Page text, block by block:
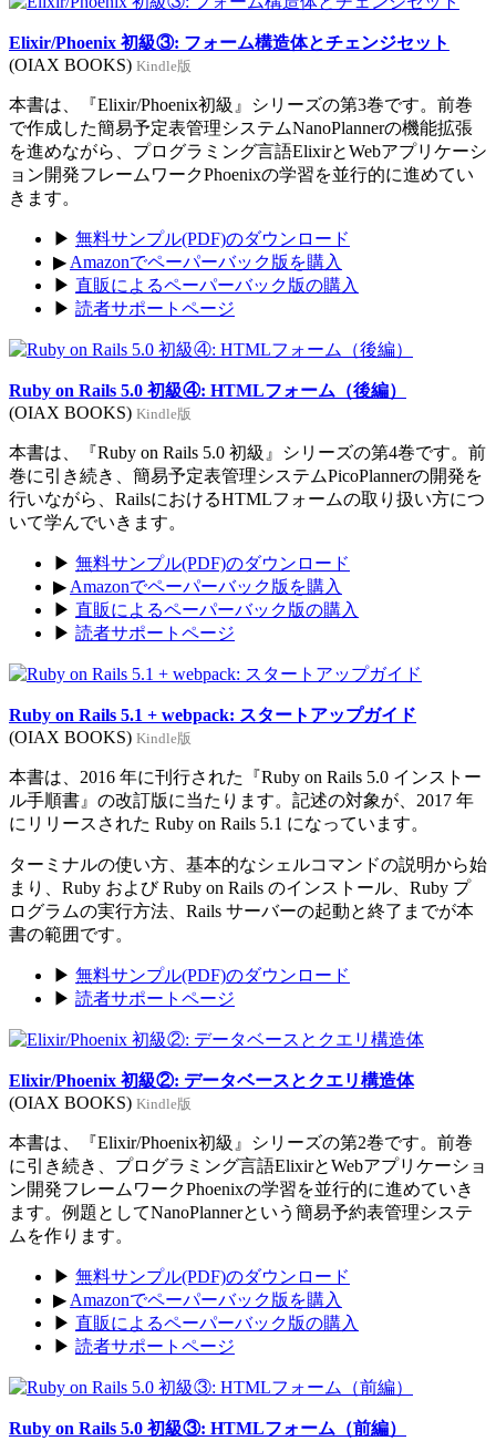
Elixir/Phoenix 初級③: フォーム構造体とチェンジセット
(OIAX BOOKS) Kindle版
本書は、『Elixir/Phoenix初級』シリーズの第3巻です。前巻
で作成した簡易予定表管理システムNanoPlannerの機能拡張
を進めながら、プログラミング言語ElixirとWebアプリケーシ
ョン開発フレームワークPhoenixの学習を並行的に進めてい
きます。
▶ 無料サンプル(PDF)のダウンロード
▶ Amazonでペーパーバック版を購入
▶ 直販によるペーパーバック版の購入
▶ 読者サポートページ
Ruby on Rails 5.0 初級④: HTMLフォーム（後編）
(OIAX BOOKS) Kindle版
本書は、『Ruby on Rails 5.0 初級』シリーズの第4巻です。前
巻に引き続き、簡易予定表管理システムPicoPlannerの開発を
行いながら、RailsにおけるHTMLフォームの取り扱い方につ
いて学んでいきます。
▶ 無料サンプル(PDF)のダウンロード
▶ Amazonでペーパーバック版を購入
▶ 直販によるペーパーバック版の購入
▶ 読者サポートページ
Ruby on Rails 5.1 + webpack: スタートアップガイド
(OIAX BOOKS) Kindle版
本書は、2016 年に刊行された『Ruby on Rails 5.0 インストー
ル手順書』の改訂版に当たります。記述の対象が、2017 年
にリリースされた Ruby on Rails 5.1 になっています。
ターミナルの使い方、基本的なシェルコマンドの説明から始
まり、Ruby および Ruby on Rails のインストール、Ruby プ
ログラムの実行方法、Rails サーバーの起動と終了までが本
書の範囲です。
▶ 無料サンプル(PDF)のダウンロード
▶ 読者サポートページ
Elixir/Phoenix 初級②: データベースとクエリ構造体
(OIAX BOOKS) Kindle版
本書は、『Elixir/Phoenix初級』シリーズの第2巻です。前巻
に引き続き、プログラミング言語ElixirとWebアプリケーショ
ン開発フレームワークPhoenixの学習を並行的に進めていき
ます。例題としてNanoPlannerという簡易予約表管理システ
ムを作ります。
▶ 無料サンプル(PDF)のダウンロード
▶ Amazonでペーパーバック版を購入
▶ 直販によるペーパーバック版の購入
▶ 読者サポートページ
Ruby on Rails 5.0 初級③: HTMLフォーム（前編）